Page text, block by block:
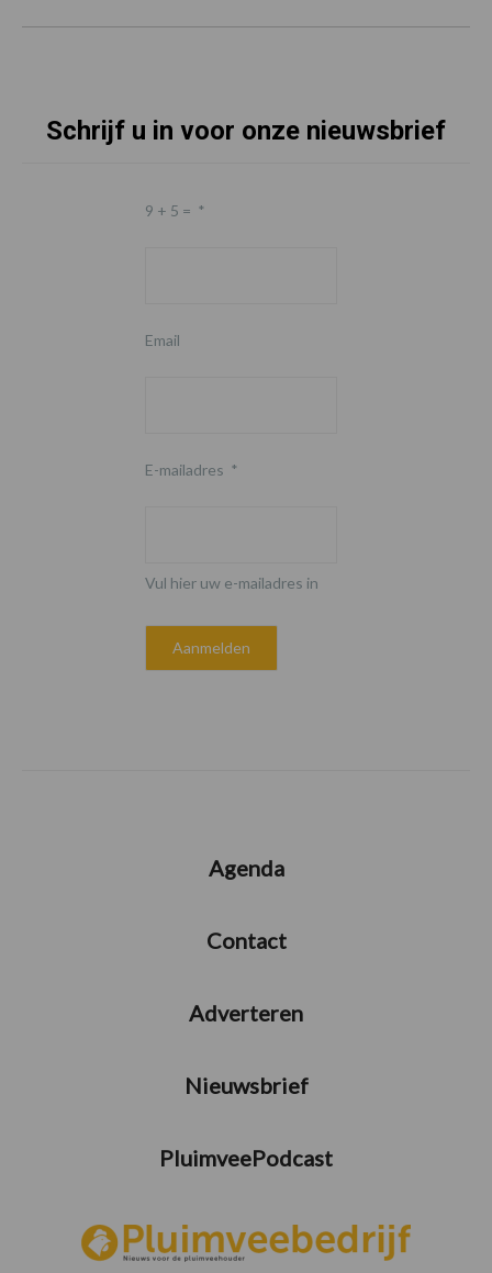
Schrijf u in voor onze nieuwsbrief
9 + 5 = *
Email
E-mailadres *
Vul hier uw e-mailadres in
Agenda
Contact
Adverteren
Nieuwsbrief
PluimveePodcast